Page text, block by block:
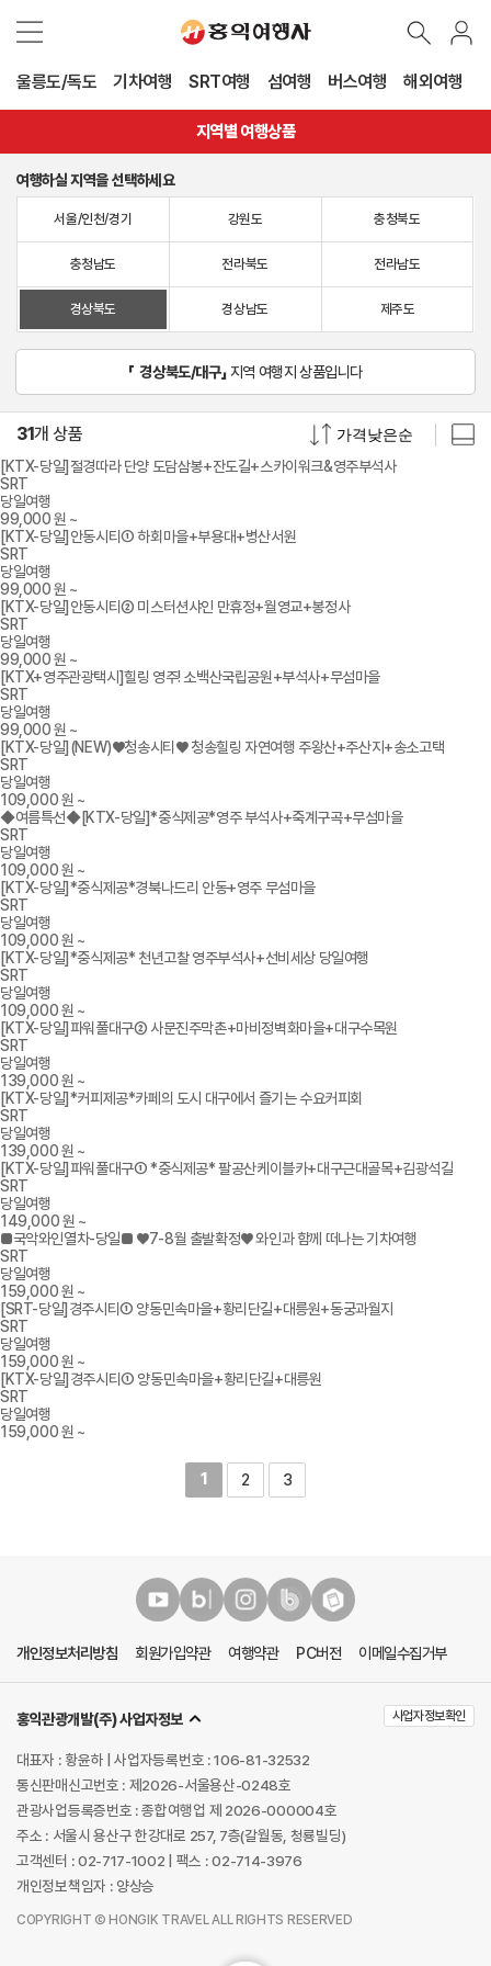
울릉도/독도 기차여행 SRT여행 섬여행 버스여행 해외여행
지역별 여행상품
여행하실 지역을 선택하세요
서울/인천/경기 강원도 충청북도
충청남도 전라북도 전라남도
경상북도 경상남도 제주도
「 경상북도/대구」지역 여행지 상품입니다
31개 상품
[KTX-당일]절경따라 단양 도담삼봉+잔도길+스카이워크&영주부석사
SRT
당일여행
99,000원 ~
[KTX-당일]안동시티① 하회마을+부용대+병산서원
SRT
당일여행
99,000원 ~
[KTX-당일]안동시티② 미스터션샤인 만휴정+월영교+봉정사
SRT
당일여행
99,000원 ~
[KTX+영주관광택시]힐링 영주! 소백산국립공원+부석사+무섬마을
SRT
당일여행
99,000원 ~
[KTX-당일](NEW)♥청송시티♥ 청송힐링 자연여행 주왕산+주산지+송소고택
SRT
당일여행
109,000원 ~
◆여름특선◆[KTX-당일]*중식제공*영주 부석사+죽계구곡+무섬마을
SRT
당일여행
109,000원 ~
[KTX-당일]*중식제공*경북나드리 안동+영주 무섬마을
SRT
당일여행
109,000원 ~
[KTX-당일]*중식제공* 천년고찰 영주부석사+선비세상 당일여행
SRT
당일여행
109,000원 ~
[KTX-당일]파워풀대구② 사문진주막촌+마비정벽화마을+대구수목원
SRT
당일여행
139,000원 ~
[KTX-당일]*커피제공*카페의 도시 대구에서 즐기는 수요커피회
SRT
당일여행
139,000원 ~
[KTX-당일]파워풀대구① *중식제공* 팔공산케이블카+대구근대골목+김광석길
SRT
당일여행
149,000원 ~
■국악와인열차-당일■ ♥7-8월 출발확정♥ 와인과 함께 떠나는 기차여행
SRT
당일여행
159,000원 ~
[SRT-당일]경주시티① 양동민속마을+황리단길+대릉원+동궁과월지
SRT
당일여행
159,000원 ~
[KTX-당일]경주시티① 양동민속마을+황리단길+대릉원
SRT
당일여행
159,000원 ~
1 2 3
개인정보처리방침 회원가입약관 여행약관 PC버전 이메일수집거부
사업자정보확인
홍익관광개발(주) 사업자정보
대표자 : 황윤하 | 사업자등록번호 : 106-81-32532
통신판매신고번호 : 제2026-서울용산-0248호
관광사업등록증번호 : 종합여행업 제 2026-000004호
주소 : 서울시 용산구 한강대로 257, 7층(갈월동, 청룡빌딩)
고객센터 : 02-717-1002 | 팩스 : 02-714-3976
개인정보책임자 : 양상승
COPYRIGHT Ⓒ HONGIK TRAVEL ALL RIGHTS RESERVED